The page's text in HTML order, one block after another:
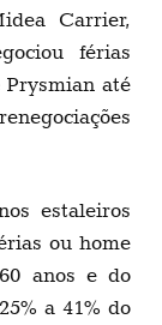
Carrier,
férias
Prysmian até
estaleiros
ou home
anos e do
a 41% do